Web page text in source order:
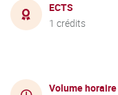
ECTS
1 crédits
Volume horaire